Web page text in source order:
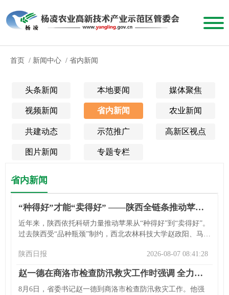
首页 / 新闻中心 / 省内新闻
头条新闻 本地要闻 媒体聚焦
视频新闻 省内新闻 农业新闻
共建动态 示范推广 高新区视点
图片新闻 专题专栏
省内新闻
“种得好”才能“卖得好” ——陕西全链条推动苹果产业转型升级
近年来，陕西依托科研力量推动苹果从“种得好”到“卖得好”。
过去陕西受“品种瓶颈”制约，西北农林科技大学赵政阳、马锋
产值超1470亿，种植面积居全国第一。各地开展整县试点，
牌培育行动等，其苹果品牌价值居全国前列，正走向世界。
陕西日报 2026-08-07 08:41:28
赵一德在商洛市检查防汛救灾工作时强调 全力以赴防大汛抢大险救大灾 切实保障人民群众生命财产安全
8月6日，省委书记赵一德到商洛市检查防汛救灾工作。他强